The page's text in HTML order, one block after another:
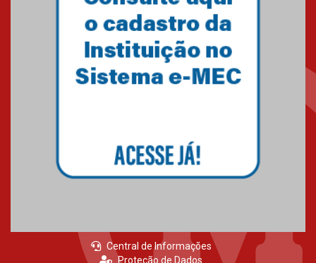
Central de Informações
Proteção de Dados